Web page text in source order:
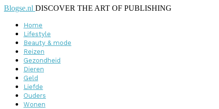
Blogse.nl DISCOVER THE ART OF PUBLISHING
Home
Lifestyle
Beauty & mode
Reizen
Gezondheid
Dieren
Geld
Liefde
Ouders
Wonen